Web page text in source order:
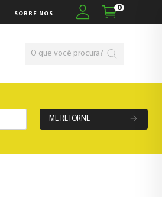
SOBRE NÓS
0
ME RETORNE